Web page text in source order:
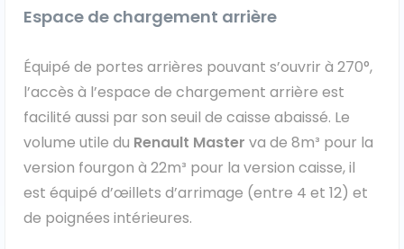
Espace de chargement arrière
Équipé de portes arrières pouvant s’ouvrir à 270°,
l’accès à l’espace de chargement arrière est
facilité aussi par son seuil de caisse abaissé. Le
volume utile du Renault Master va de 8m³ pour la
version fourgon à 22m³ pour la version caisse, il
est équipé d’œillets d’arrimage (entre 4 et 12) et
de poignées intérieures.